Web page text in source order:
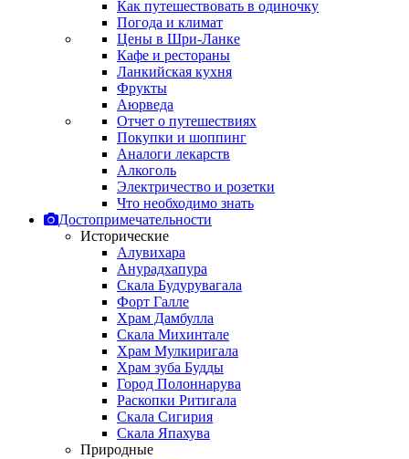
Как путешествовать в одиночку
Погода и климат
Цены в Шри-Ланке
Кафе и рестораны
Ланкийская кухня
Фрукты
Аюрведа
Отчет о путешествиях
Покупки и шоппинг
Аналоги лекарств
Алкоголь
Электричество и розетки
Что необходимо знать
Достопримечательности
Исторические
Алувихара
Анурадхапура
Скала Будурувагала
Форт Галле
Храм Дамбулла
Скала Михинтале
Храм Мулкиригала
Храм зуба Будды
Город Полоннарува
Раскопки Ритигала
Скала Сигирия
Скала Япахува
Природные